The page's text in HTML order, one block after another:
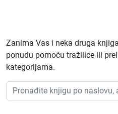
Zanima Vas i neka druga
ponudu pomoću tražilice ili
kategorijama.